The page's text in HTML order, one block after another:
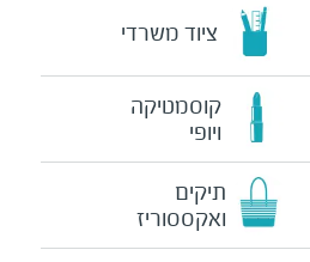
ציוד משרדי
קוסמטיקה
ויופי
תיקים
ואקססוריז